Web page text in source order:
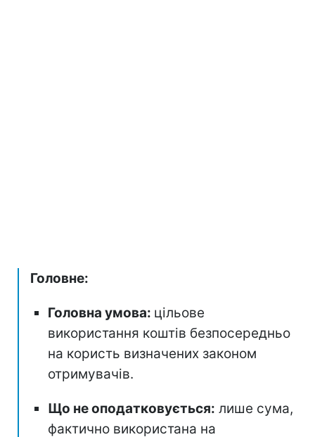
Головне:
Головна умова: цільове
використання коштів безпосередньо
на користь визначених законом
отримувачів.
Що не оподатковується: лише сума,
фактично використана на